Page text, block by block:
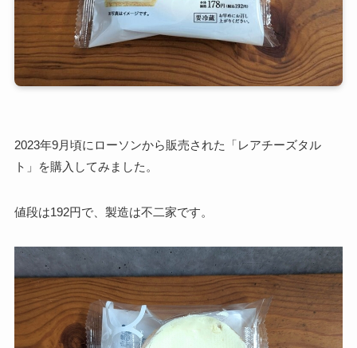
2023年9月頃にローソンから販売された「レアチーズタル
ト」を購入してみました。
値段は192円で、製造は不二家です。